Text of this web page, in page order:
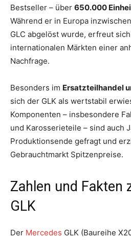
Bestseller – über 650.000
Während er in Europa
GLC abgelöst wurde, erfreut
internationalen Märkten einer
Nachfrage.
Besonders im Ersatzteilhandel
sich der GLK als wertstabil
Komponenten – insbesondere
und Karosserieteile – sind auch
Produktionsende gefragt und
Gebrauchtmarkt Spitzenpreise.
Zahlen und Fakten
GLK
Der Mercedes GLK (Baureihe